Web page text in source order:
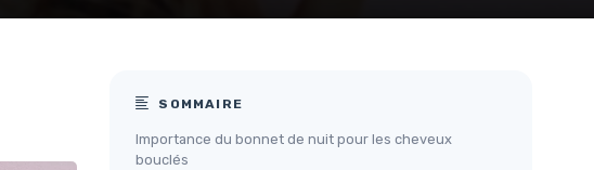
SOMMAIRE
Importance du bonnet de nuit pour les cheveux
bouclés